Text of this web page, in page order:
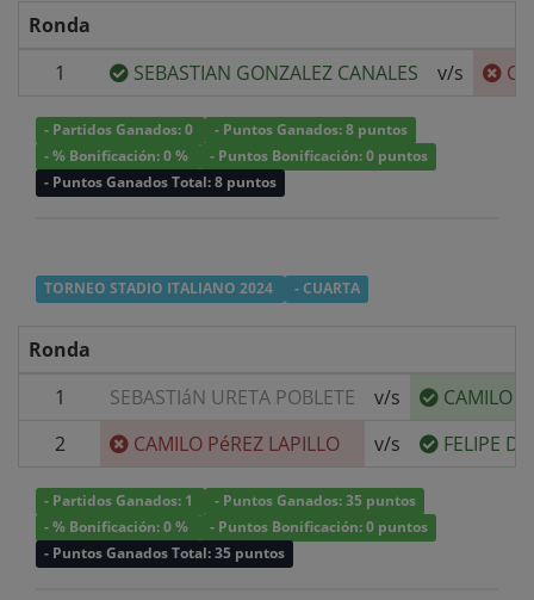
Ronda
1
SEBASTIAN GONZALEZ CANALES v/s
- Partidos Ganados: 0
- Puntos Ganados: 8 puntos
- % Bonificación: 0 %
- Puntos Bonificación: 0 puntos
- Puntos Ganados Total: 8 puntos
TORNEO STADIO ITALIANO 2024 - CUARTA
Ronda
1
SEBASTIáN URETA POBLETE v/s
CAMILO
2
CAMILO PéREZ LAPILLO v/s FELIPE
- Partidos Ganados: 1
- Puntos Ganados: 35 puntos
- % Bonificación: 0 %
- Puntos Bonificación: 0 puntos
- Puntos Ganados Total: 35 puntos